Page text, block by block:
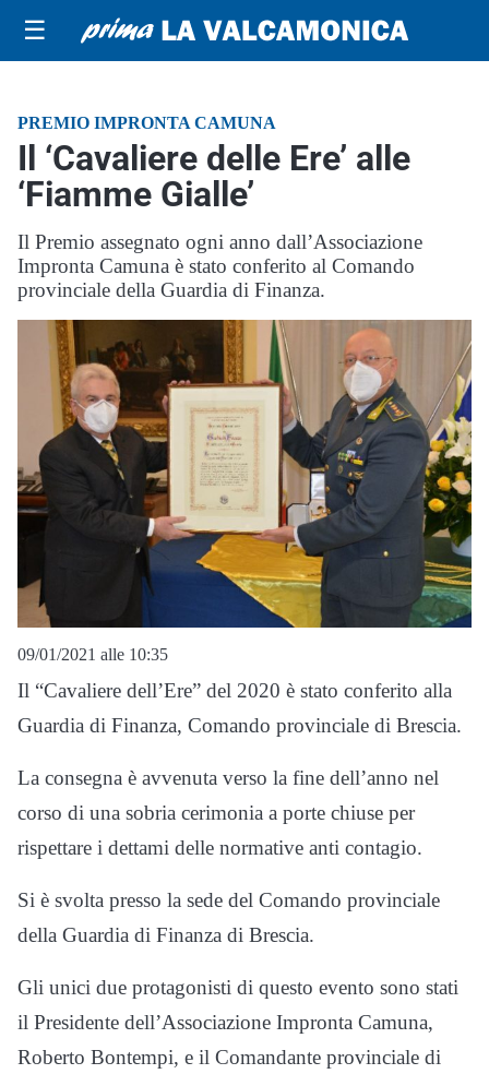
☰
PREMIO IMPRONTA CAMUNA
Il ‘Cavaliere delle Ere’ alle
‘Fiamme Gialle’
Il Premio assegnato ogni anno dall’Associazione
Impronta Camuna è stato conferito al Comando
provinciale della Guardia di Finanza.
09/01/2021 alle 10:35
Il “Cavaliere dell’Ere” del 2020 è stato conferito alla
Guardia di Finanza, Comando provinciale di Brescia.
La consegna è avvenuta verso la fine dell’anno nel
corso di una sobria cerimonia a porte chiuse per
rispettare i dettami delle normative anti contagio.
Si è svolta presso la sede del Comando provinciale
della Guardia di Finanza di Brescia.
Gli unici due protagonisti di questo evento sono stati
il Presidente dell’Associazione Impronta Camuna,
Roberto Bontempi, e il Comandante provinciale di